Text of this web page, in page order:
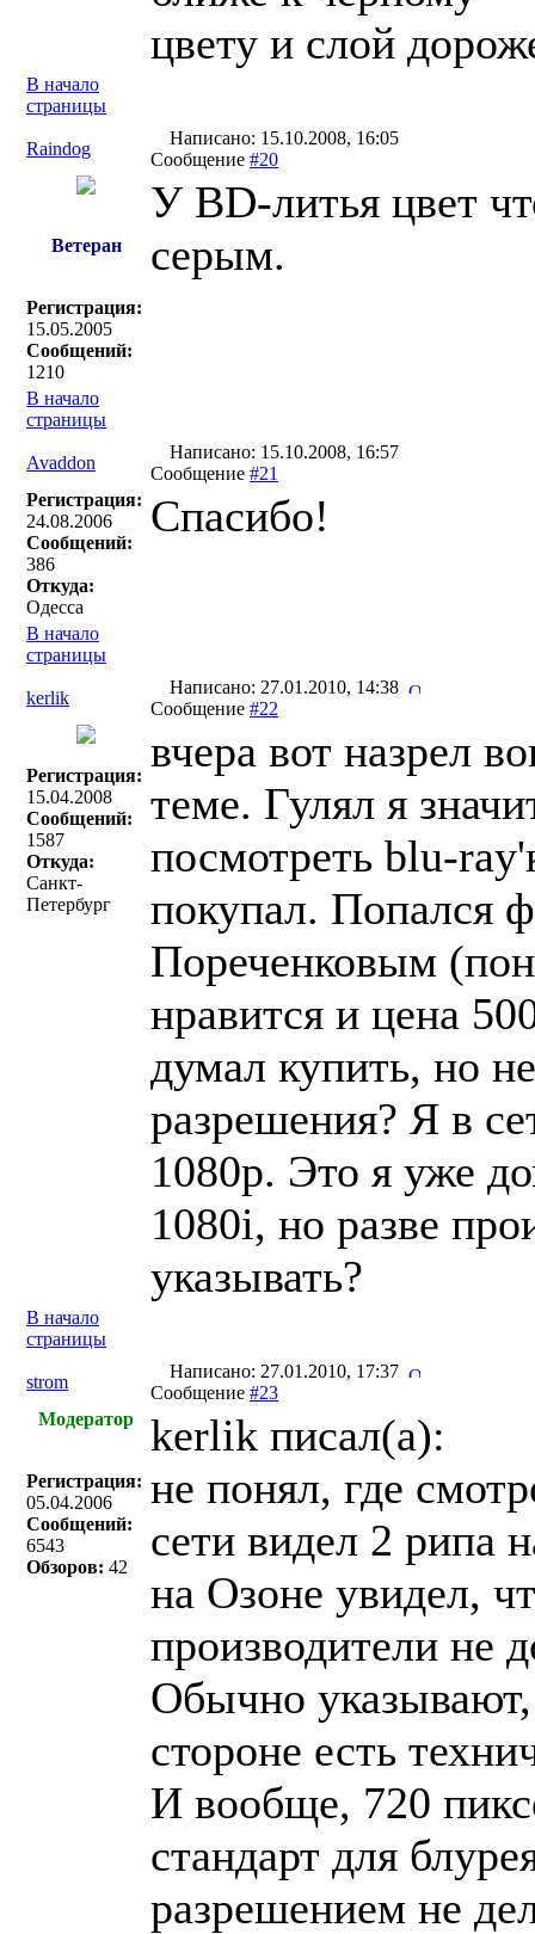
цвету и слой
В начало
страницы
Raindog
Написано: 15.10.2008, 16:05
Сообщение #20
Ветеран
Регистрация:
15.05.2005
Сообщений:
1210
У BD-литья цвет
серым.
В начало
страницы
Avaddon
Написано: 15.10.2008, 16:57
Сообщение #21
Регистрация:
24.08.2006
Сообщений:
386
Откуда:
Одесса
Спасибо!
В начало
страницы
kerlik
Написано: 27.01.2010, 14:38
Сообщение #22
Регистрация:
15.04.2008
Сообщений:
1587
Откуда:
Санкт-
Петербург
вчера вот назрел
теме. Гулял я
посмотреть blu-
покупал. Попался
Пореченковым
нравится и цена
думал купить, но
разрешения? Я в
1080p. Это я уже
1080i, но разве
указывать?
В начало
страницы
strom
Написано: 27.01.2010, 17:37
Сообщение #23
Модератор
Регистрация:
05.04.2006
Сообщений:
6543
Обзоров: 42
kerlik писал(a):
не понял, где
сети видел 2 рипа
на Озоне увидел,
производители не
Обычно
стороне есть
И вообще, 720
стандарт для
разрешением не